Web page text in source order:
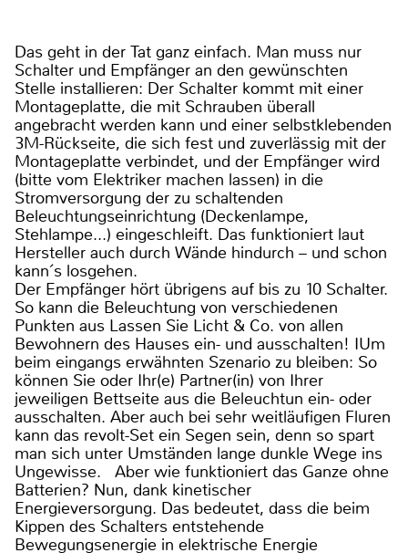
Das geht in der Tat ganz einfach. Man muss nur
Schalter und Empfänger an den gewünschten
Stelle installieren: Der Schalter kommt mit einer
Montageplatte, die mit Schrauben überall
angebracht werden kann und einer selbstklebenden
3M-Rückseite, die sich fest und zuverlässig mit der
Montageplatte verbindet, und der Empfänger wird
(bitte vom Elektriker machen lassen) in die
Stromversorgung der zu schaltenden
Beleuchtungseinrichtung (Deckenlampe,
Stehlampe...) eingeschleift. Das funktioniert laut
Hersteller auch durch Wände hindurch – und schon
kann´s losgehen.
Der Empfänger hört übrigens auf bis zu 10 Schalter.
So kann die Beleuchtung von verschiedenen
Punkten aus Lassen Sie Licht & Co. von allen
Bewohnern des Hauses ein- und ausschalten! IUm
beim eingangs erwähnten Szenario zu bleiben: So
können Sie oder Ihr(e) Partner(in) von Ihrer
jeweiligen Bettseite aus die Beleuchtun ein- oder
ausschalten. Aber auch bei sehr weitläufigen Fluren
kann das revolt-Set ein Segen sein, denn so spart
man sich unter Umständen lange dunkle Wege ins
Ungewisse. Aber wie funktioniert das Ganze ohne
Batterien? Nun, dank kinetischer
Energieversorgung. Das bedeutet, dass die beim
Kippen des Schalters entstehende
Bewegungsenergie in elektrische Energie